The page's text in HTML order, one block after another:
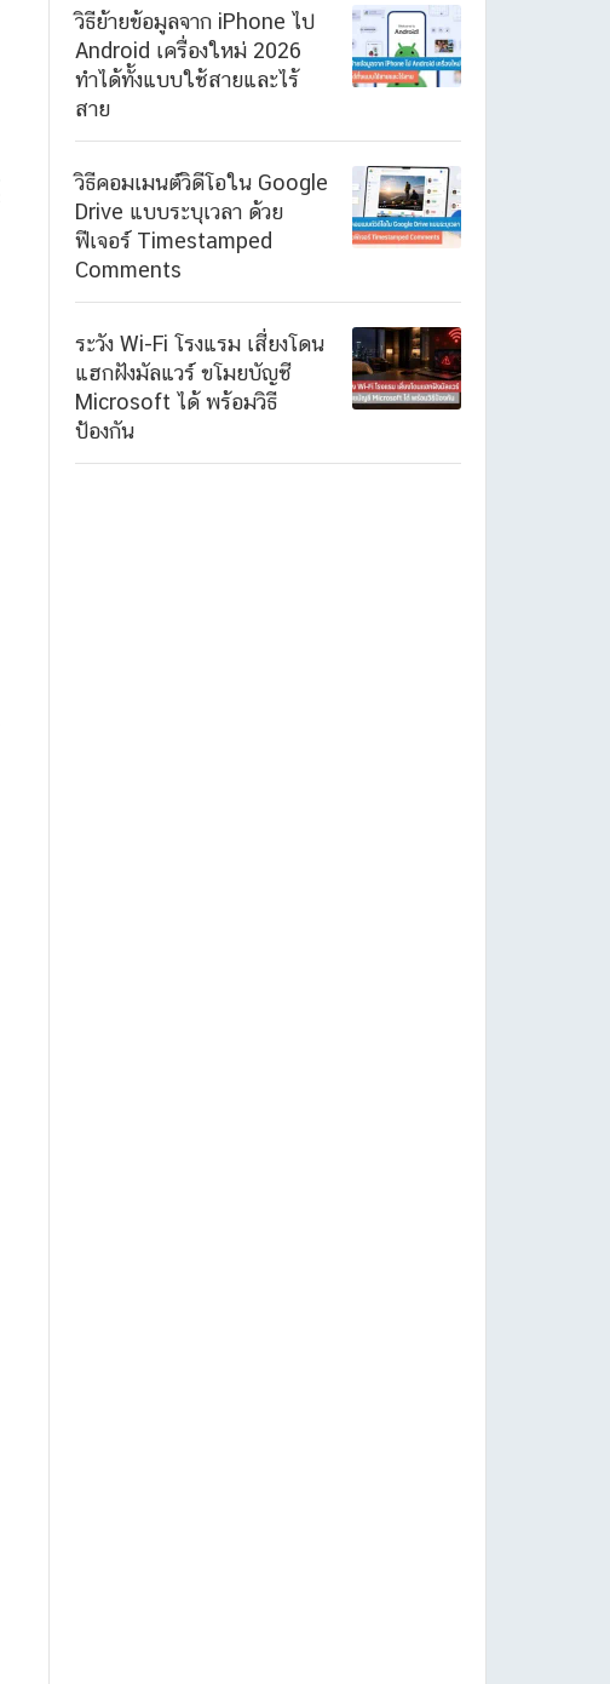
วิธีย้ายข้อมูลจาก iPhone ไป
Android เครื่องใหม่ 2026
ทำได้ทั้งแบบใช้สายและไร้
สาย
วิธีคอมเมนต์วิดีโอใน Google
Drive แบบระบุเวลา ด้วย
ฟีเจอร์ Timestamped
Comments
ระวัง Wi-Fi โรงแรม เสี่ยงโดน
แฮกฝังมัลแวร์ ขโมยบัญชี
Microsoft ได้ พร้อมวิธี
ป้องกัน